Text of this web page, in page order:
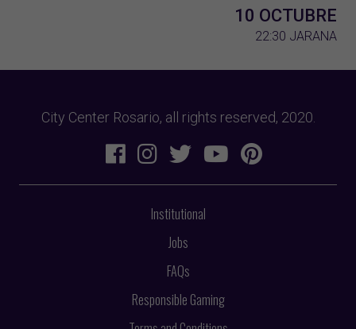
10 OCTUBRE
22:30 JARANA
City Center Rosario, all rights reserved, 2020.
Institutional
Jobs
FAQs
Responsible Gaming